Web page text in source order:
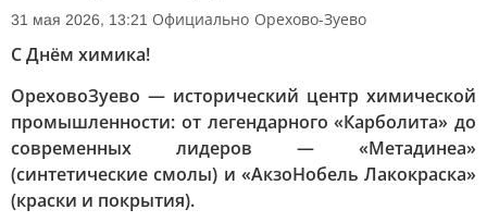
31 мая 2026, 13:21 Официально Орехово-Зуево
С Днём химика!
ОреховоЗуево — исторический центр химической
промышленности: от легендарного «Карболита» до
современных лидеров — «Метадинеа»
(синтетические смолы) и «АкзоНобель Лакокраска»
(краски и покрытия).